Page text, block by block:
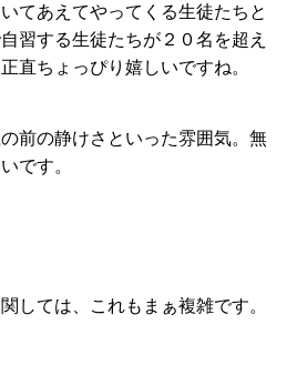
てあえてやってくる生徒たちと
習する生徒たちが２０名を超え
直ちょっぴり嬉しいですね。
前の静けさといった雰囲気。無
です。
しては、これもまぁ複雑です。